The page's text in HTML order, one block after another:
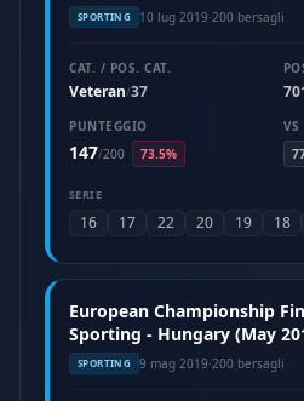
SPORTING 10 lug 2019·200 bersagli
CAT. / POS. CAT.
Veteran/37
PUNTEGGIO
147/200 73.5%
VS
SERIE
16 17 22 20 19 18
European Championship
Sporting - Hungary (May
SPORTING 9 mag 2019·200 bersagli